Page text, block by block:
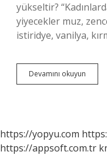
yükseltir?
yiyecekler muz,
istiridye, vanilya,
Devamını okuyun
Yüksek
https://yopyu.com
https://appsoft.com.tr